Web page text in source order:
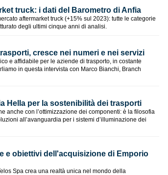
truck: i dati del Barometro di Anfia
aftermarket truck (+15% sul 2023): tutte le categorie
degli ultimi cinque anni di analisi.
cresce nei numeri e nei servizi
e affidabile per le aziende di trasporto, in costante
in questa intervista con Marco Bianchi, Branch
Hella per la sostenibilità dei trasporti
anche con l’ottimizzazione dei componenti: è la filosofia
all’avanguardia per i sistemi d’illuminazione dei
e obiettivi dell'acquisizione di Emporio
Spa crea una realtà unica nel mondo della